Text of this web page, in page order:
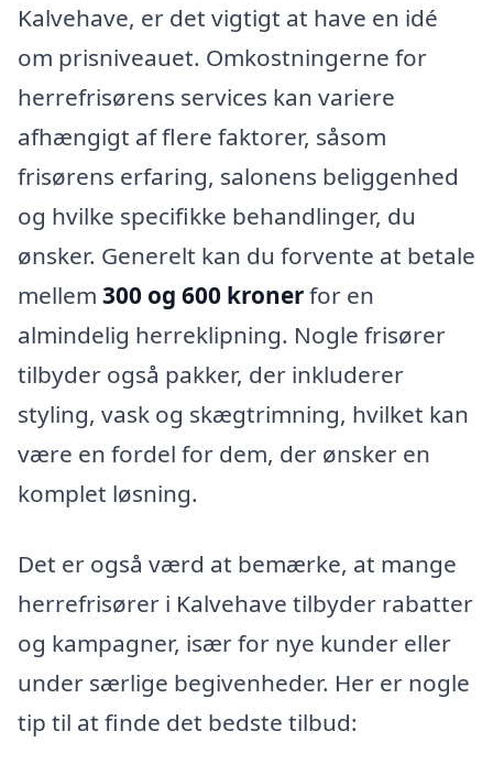
Kalvehave, er det vigtigt at have en idé
om prisniveauet. Omkostningerne for
herrefrisørens services kan variere
afhængigt af flere faktorer, såsom
frisørens erfaring, salonens beliggenhed
og hvilke specifikke behandlinger, du
ønsker. Generelt kan du forvente at betale
mellem 300 og 600 kronerfor en
almindelig herreklipning. Nogle frisører
tilbyder også pakker, der inkluderer
styling, vask og skægtrimning, hvilket kan
være en fordel for dem, der ønsker en
komplet løsning.
Det er også værd at bemærke, at mange
herrefrisører i Kalvehave tilbyder rabatter
og kampagner, især for nye kunder eller
under særlige begivenheder. Her er nogle
tip til at finde det bedste tilbud: